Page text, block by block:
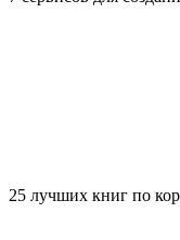
25 лучших книг по